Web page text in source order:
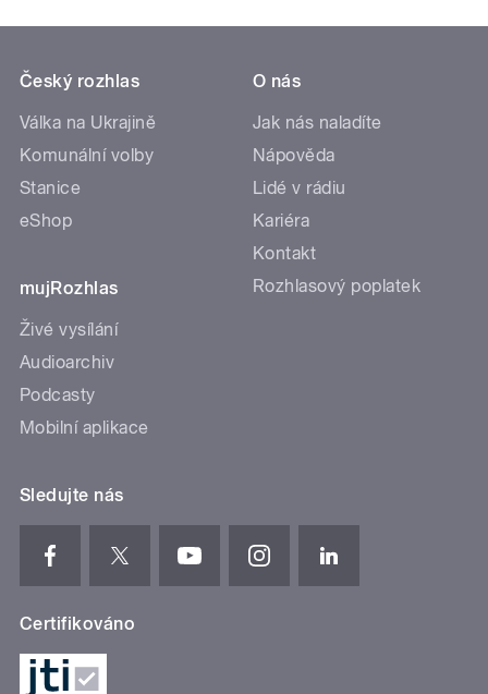
Český rozhlas
Válka na Ukrajině
Komunální volby
Stanice
eShop
mujRozhlas
Živé vysílání
Audioarchiv
Podcasty
Mobilní aplikace
O nás
Jak nás naladíte
Nápověda
Lidé v rádiu
Kariéra
Kontakt
Rozhlasový poplatek
Sledujte nás
Certifikováno